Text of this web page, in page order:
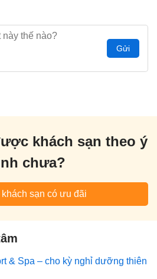
Gửi
khách sạn theo ý
chưa?
khách sạn có ưu đãi
& Spa – cho kỳ nghỉ dưỡng thiên